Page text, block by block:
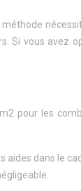
Si vous avez
pour les
dans le